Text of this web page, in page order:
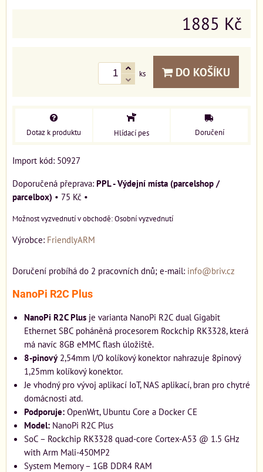
1885 Kč
ks DO KOŠÍKU
Dotaz k produktu Hlídací pes Doručení
Import kód: 50927
PPL - Výdejní místa (parcelshop /
parcelbox) • 75 Kč •
Osobní vyzvednutí
Výrobce: FriendlyARM
Doručení probíhá do 2 pracovních dnů; e-mail: info@briv.cz
NanoPi R2C Plus
NanoPi R2C Plus je varianta NanoPi R2C dual Gigabit
Ethernet SBC poháněná procesorem Rockchip RK3328, která
má navíc 8GB eMMC flash úložiště.
8-pinový2,54mm I/O kolíkový konektor nahrazuje 8pinový
1,25mm kolíkový konektor.
Je vhodný pro vývoj aplikací IoT, NAS aplikací, bran pro chytré
domácnosti atd.
Podporuje: OpenWrt, Ubuntu Core a Docker CE
Model: NanoPi R2C Plus
SoC – Rockchip RK3328 quad-core Cortex-A53 @ 1.5 GHz
with Arm Mali-450MP2
System Memory – 1GB DDR4 RAM